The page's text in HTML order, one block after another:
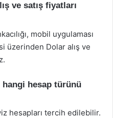
ve satış fiyatları
mobil uygulaması
üzerinden Dolar alış ve
hangi hesap türünü
hesapları tercih edilebilir.